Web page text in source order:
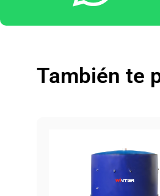
También te